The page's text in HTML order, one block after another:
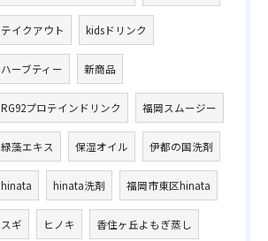
テイクアウト kidsドリンク
ハーブティー 新商品
RG92プロテインドリンク 福岡スムージー
緑藻エキス 保湿オイル 伊都の国洗剤
hinata hinata洗剤 福岡市東区hinata
スギ ヒノキ 香住ヶ丘よもぎ蒸し